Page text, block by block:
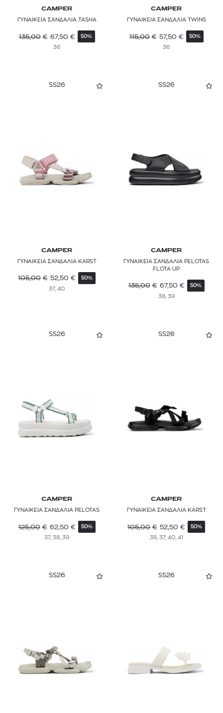
CAMPER
ΓΥΝΑΙΚΕΙΑ ΣΑΝΔΑΛΙΑ TASHA
135,00 € 67,50 € 50%
36
CAMPER
ΓΥΝΑΙΚΕΙΑ ΣΑΝΔΑΛΙΑ TWINS
115,00 € 57,50 € 50%
36
SS26
CAMPER
ΓΥΝΑΙΚΕΙΑ ΣΑΝΔΑΛΙΑ KARST
105,00 € 52,50 € 50%
37, 40
SS26
CAMPER
ΓΥΝΑΙΚΕΙΑ ΣΑΝΔΑΛΙΑ PELOTAS
FLOTA UP
135,00 € 67,50 € 50%
38, 39
SS26
CAMPER
ΓΥΝΑΙΚΕΙΑ ΣΑΝΔΑΛΙΑ PELOTAS
125,00 € 62,50 € 50%
37, 38, 39
SS26
CAMPER
ΓΥΝΑΙΚΕΙΑ ΣΑΝΔΑΛΙΑ KARST
105,00 € 52,50 € 50%
36, 37, 40, 41
SS26 SS26